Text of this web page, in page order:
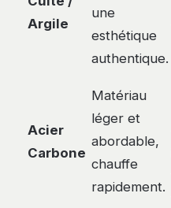
Argile
une
esthétique
authentique.
Acier
Carbone
Matériau
léger et
abordable,
chauffe
rapidement.